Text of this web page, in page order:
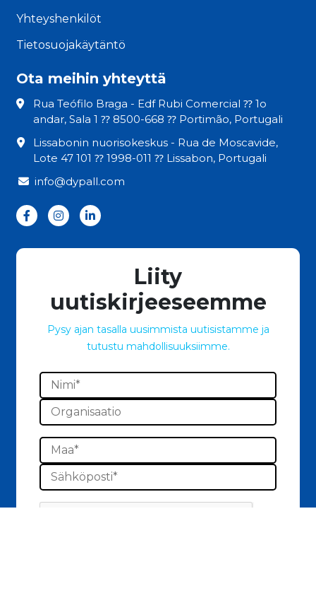
Yhteyshenkilöt
Tietosuojakäytäntö
Ota meihin yhteyttä
Rua Teófilo Braga - Edf Rubi Comercial ⁇ 1o
andar, Sala 1 ⁇ 8500-668 ⁇ Portimão, Portugali
Lissabonin nuorisokeskus - Rua de Moscavide,
Lote 47 101 ⁇ 1998-011 ⁇ Lissabon, Portugali
info@dypall.com
Liity
uutiskirjeeseemme
Pysy ajan tasalla uusimmista uutisistamme ja
tutustu mahdollisuuksiimme.